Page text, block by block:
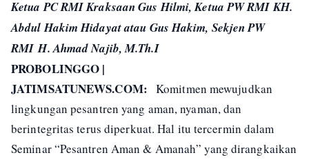
Ketua PC RMI Kraksaan Gus Hilmi, Ketua PW RMI KH.
Abdul Hakim Hidayat atau Gus Hakim, Sekjen PW
RMIH. Ahmad Najib, M.Th.I
PROBOLINGGO |
JATIMSATUNEWS.COM: Komitmen mewujudkan
lingkungan pesantren yang aman, nyaman, dan
berintegritas terus diperkuat. Hal itu tercermin dalam
Seminar “Pesantren Aman & Amanah” yang dirangkaikan